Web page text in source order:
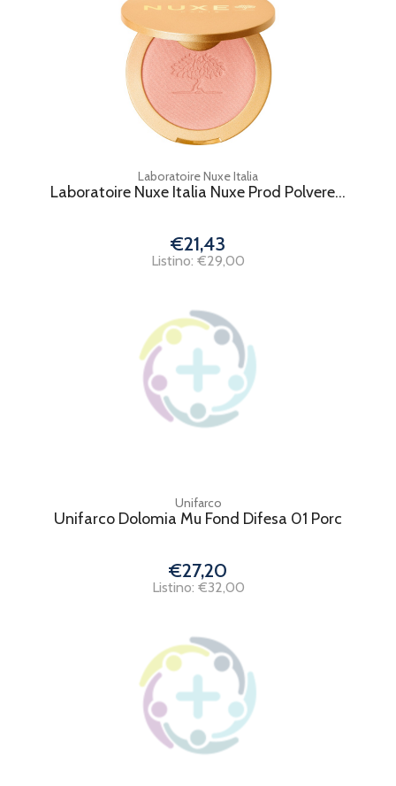
Laboratoire Nuxe Italia
Laboratoire Nuxe Italia Nuxe Prod Polvere...
€21,43
Listino: €29,00
Unifarco
Unifarco Dolomia Mu Fond Difesa 01 Porc
€27,20
Listino: €32,00